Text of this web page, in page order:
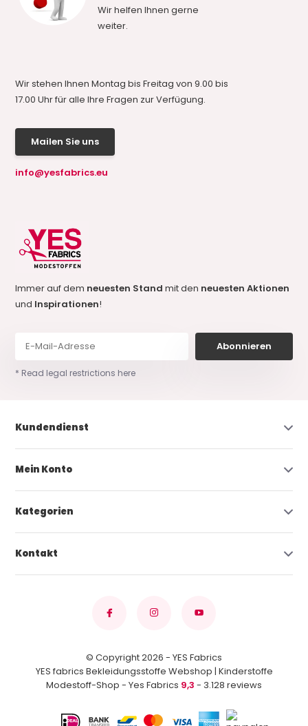
Wir helfen Ihnen gerne
weiter.
Wir stehen Ihnen Montag bis Freitag von 9.00 bis
17.00 Uhr für alle Ihre Fragen zur Verfügung.
Mailen Sie uns
info@yesfabrics.eu
Immer auf dem neuesten Standmit den neuesten Aktionen
und Inspirationen!
Abonnieren
* Read legal restrictions here
Kundendienst
Mein Konto
Kategorien
Kontakt
© Copyright 2026 - YES Fabrics
YES fabrics Bekleidungsstoffe Webshop | Kinderstoffe
Modestoff-Shop - Yes Fabrics 9,3 - 3.128 reviews